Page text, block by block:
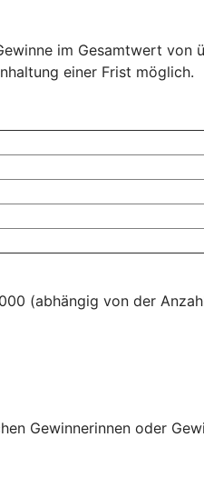
im Gesamtwert von
einer Frist möglich.
(abhängig von der
Gewinnerinnen oder